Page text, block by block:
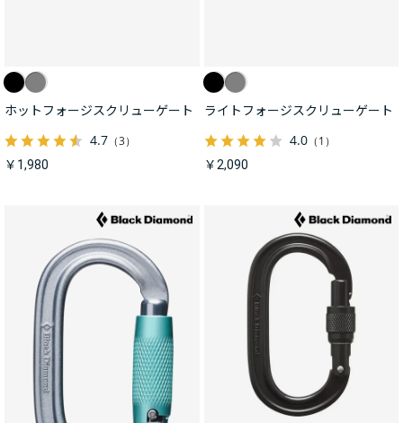
ホットフォージスクリューゲート
4.7 （3）
￥1,980
ライトフォージスクリューゲート
4.0（1）
￥2,090